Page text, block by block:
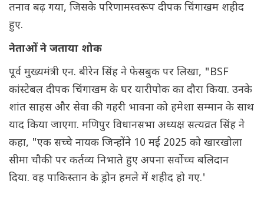
तनाव बढ़ गया, जिसके परिणामस्वरूप दीपक चिंगाखम शहीद
हुए.
नेताओं ने जताया शोक
पूर्व मुख्यमंत्री एन. बीरेन सिंह ने फेसबुक पर लिखा, "BSF
कांस्टेबल दीपक चिंगाखम के घर यारीपोक का दौरा किया. उनके
शांत साहस और सेवा की गहरी भावना को हमेशा सम्मान के साथ
याद किया जाएगा. मणिपुर विधानसभा अध्यक्ष सत्यव्रत सिंह ने
कहा, "एक सच्चे नायक जिन्होंने 10 मई 2025 को खारखोला
सीमा चौकी पर कर्तव्य निभाते हुए अपना सर्वोच्च बलिदान
दिया. वह पाकिस्तान के ड्रोन हमले में शहीद हो गए.'